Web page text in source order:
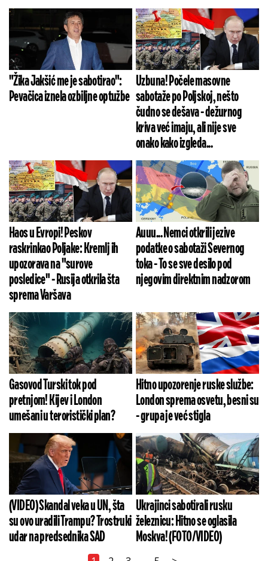
"Žika Jakšić me je sabotirao":
Pevačica iznela ozbiljne optužbe
Uzbuna! Počele masovne
sabotaže po Poljskoj, nešto
čudno se dešava - dežurnog
kriva već imaju, ali nije sve
onako kako izgleda...
Haos u Evropi! Peskov
raskrinkao Poljake: Kremlj ih
upozorava na "surove
posledice" - Rusija otkrila šta
sprema Varšava
Auuu... Nemci otkrili jezive
podatke o sabotaži Severnog
toka - To se sve desilo pod
njegovim direktnim nadzorom
Gasovod Turski tok pod
pretnjom! Kijev i London
umešani u teroristički plan?
Hitno upozorenje ruske službe:
London sprema osvetu, besni su
- grupa je već stigla
(VIDEO) Skandal veka u UN, šta
su ovo uradili Trampu? Trostruki
udar na predsednika SAD
Ukrajinci sabotirali rusku
železnicu: Hitno se oglasila
Moskva! (FOTO/VIDEO)